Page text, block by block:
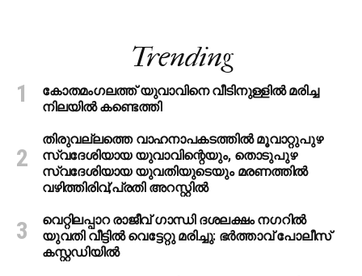
Trending
കോതമംഗലത്ത് യുവാവിനെ വീടിനുള്ളിൽ മരിച്ച
നിലയിൽ കണ്ടെത്തി
തിരുവല്ലത്തെ വാഹനാപകടത്തില്‍ മൂവാറ്റുപുഴ
സ്വദേശിയായ യുവാവിന്റെയും, തൊടുപുഴ
സ്വദേശിയായ യുവതിയുടെയും മരണത്തില്‍
വഴിത്തിരിവ്;പ്രതി അറസ്റ്റില്‍
വെറ്റിലപ്പാറ രാജീവ് ഗാന്ധി ദശലക്ഷം നഗറിൽ
യുവതി വീട്ടിൽ വെട്ടേറ്റു മരിച്ചു: ഭർത്താവ് പോലീസ്
കസ്റ്റഡിയിൽ